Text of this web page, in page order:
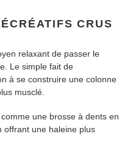
CRUS
relaxant de passer le
Le simple fait de
à se construire une colonne
musclé.
une brosse à dents en
offrant une haleine plus